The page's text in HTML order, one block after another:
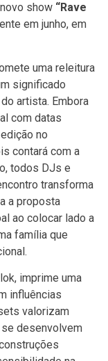
show “Rave
em junho, em
uma releitura
significado
artista. Embora
com datas
no
contará com a
todos DJs e
transforma
a proposta
ao colocar lado a
família que
imprime uma
influências
valorizam
desenvolvem